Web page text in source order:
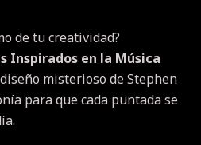
de tu creatividad?
Inspirados en la Música
misterioso de Stephen
para que cada puntada se